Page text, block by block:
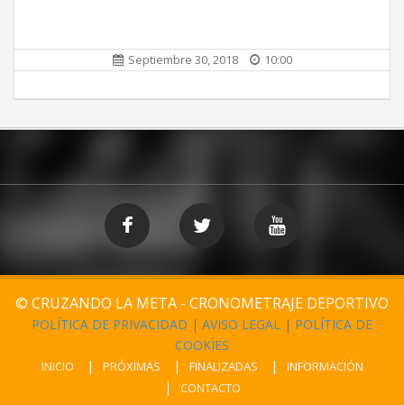
Septiembre 30, 2018 10:00
© CRUZANDO LA META - CRONOMETRAJE DEPORTIVO
POLÍTICA DE PRIVACIDAD | AVISO LEGAL | POLÍTICA DE
COOKIES
INICIO PRÓXIMAS FINALIZADAS
INFORMACIÓN
CONTACTO